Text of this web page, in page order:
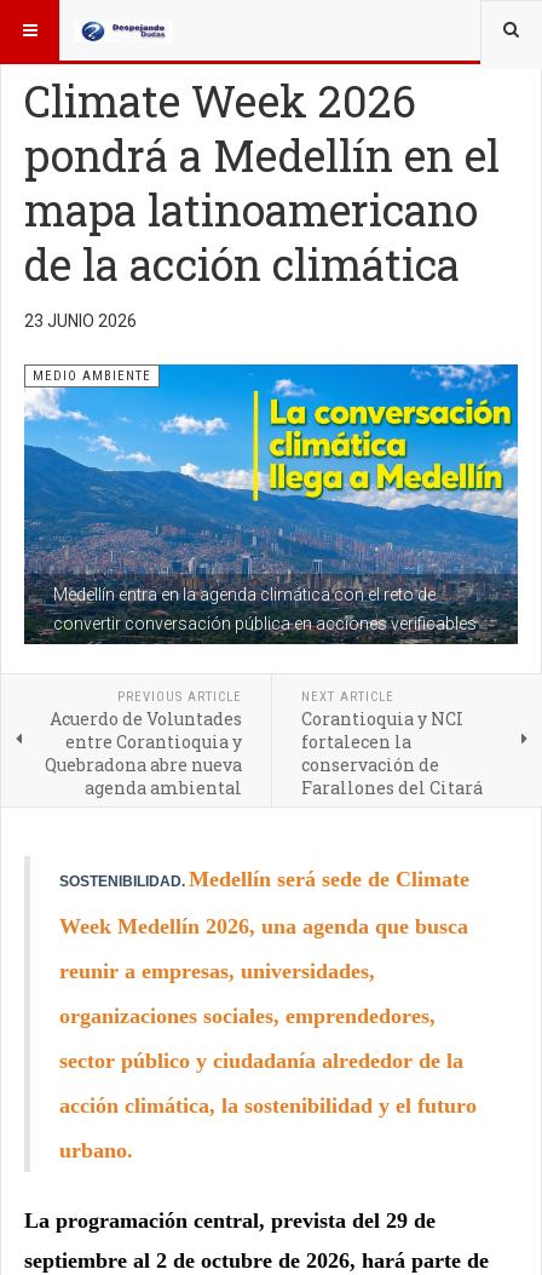
ESTÁ AQUÍ: OTROS TEMAS
Climate Week 2026
pondrá a Medellín en el
mapa latinoamericano
de la acción climática
23 JUNIO 2026
Medellín entra en la agenda climática con el reto de
convertir conversación pública en acciones verificables
MEDIO AMBIENTE
PREVIOUS ARTICLE
Acuerdo de Voluntades
entre Corantioquia y
Quebradona abre nueva
agenda ambiental
NEXT ARTICLE
Corantioquia y NCI
fortalecen la
conservación de
Farallones del Citará
SOSTENIBILIDAD. Medellín será sede de Climate
Week Medellín 2026, una agenda que busca
reunir a empresas, universidades,
organizaciones sociales, emprendedores,
sector público y ciudadanía alrededor de la
acción climática, la sostenibilidad y el futuro
urbano.
La programación central, prevista del 29 de
septiembre al 2 de octubre de 2026, hará parte de